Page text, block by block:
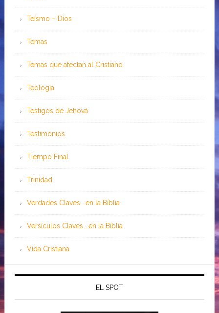
Teísmo – Dios
Temas
Temas que afectan al Cristiano
Teología
Testigos de Jehová
Testimonios
Tiempo Final
Trinidad
Verdades Claves …en la Biblia
Versículos Claves …en la Biblia
Vida Cristiana
EL SPOT